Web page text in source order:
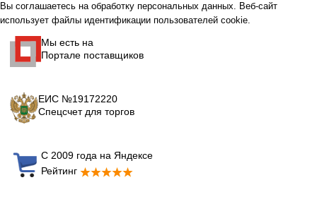
Вы соглашаетесь на обработку персональных данных. Веб-сайт
использует файлы идентификации пользователей cookie.
Мы есть на
Портале поставщиков
ЕИС №19172220
Спецсчет для торгов
С 2009 года на Яндексе
Рейтинг